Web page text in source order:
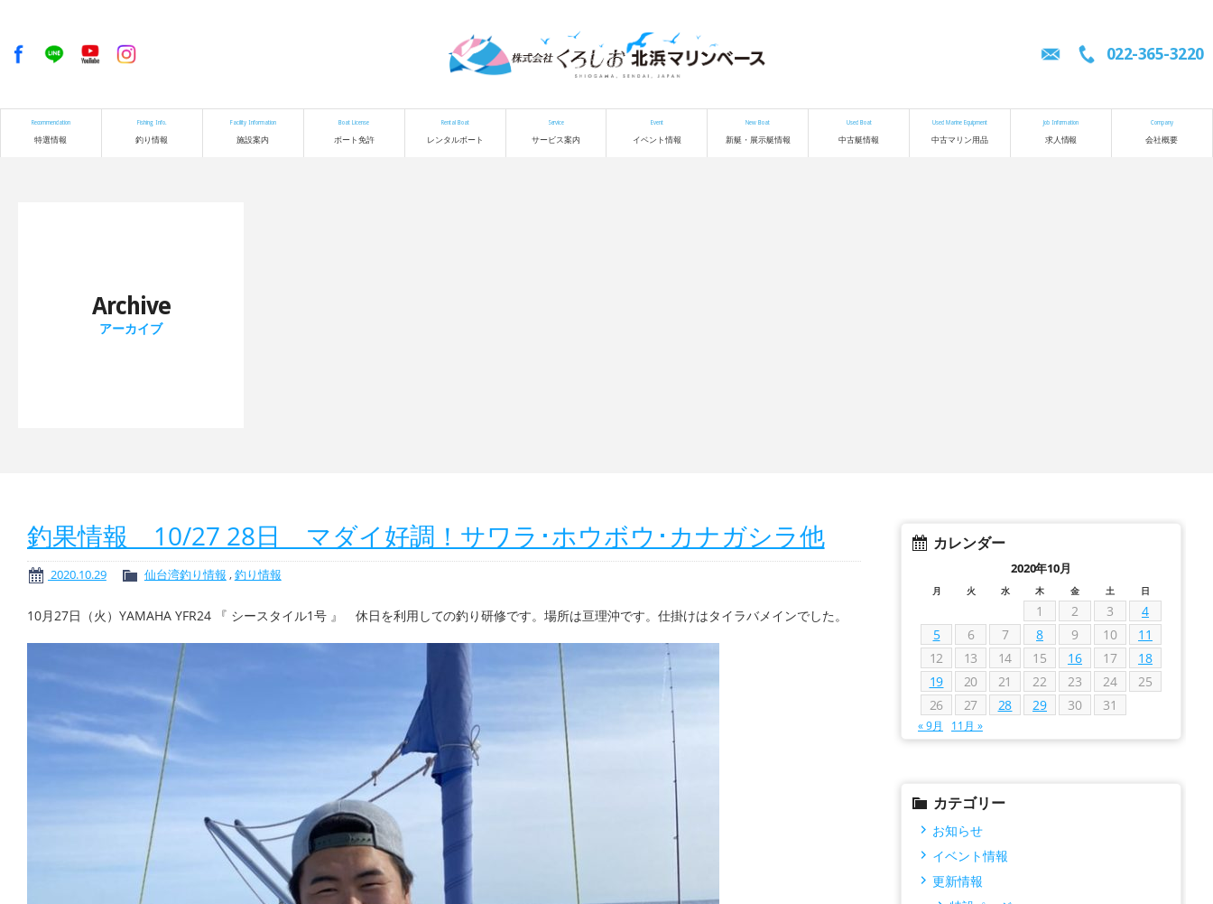
022-365-3220
Recommendation
特選情報
Fishing Info.
釣り情報
Facility Information
施設案内
Boat License
ボート免許
Rental Boat
レンタルボート
Service
サービス案内
Event
イベント情報
New Boat
新艇・展示艇情報
Used Boat
中古艇情報
Used Marine Equipment
中古マリン用品
Job Information
求人情報
Company
会社概要
Archive
アーカイブ
釣果情報 10/27 28日 マダイ好調！サワラ･ホウボウ･カナガシラ他
2020.10.29 仙台湾釣り情報 ,釣り情報
10月27日（火）YAMAHA YFR24 『 シースタイル1号 』 休日を利用しての釣り研修です。場所は亘理沖です。仕掛けはタイラバメインでした。
カレンダー
2020年10月
月 火 水 木 金 土 日
1 2 3
4
5
6 7 8 9 10
11
12
13 14 15 16 17
18
19
20 21 22 23 24
25
26
27 28 29 30 31
« 9月 11月 »
カテゴリー
お知らせ
イベント情報
更新情報